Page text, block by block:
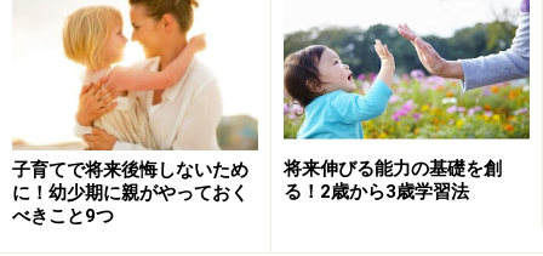
子育てで将来後悔しないため
に！幼少期に親がやっておく
べきこと9つ
将来伸びる能力の基礎を創
る！2歳から3歳学習法